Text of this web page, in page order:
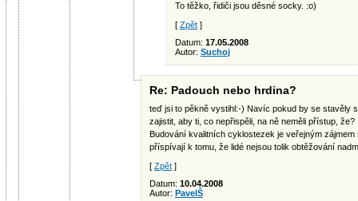
To těžko, řidiči jsou děsné socky. :o)
[ Zpět ]
Datum: 17.05.2008
Autor: Suchoj
Re: Padouch nebo hrdina?
teď jsi to pěkně vystihl:-) Navíc pokud by se stavěly
zajistit, aby ti, co nepřispěli, na ně neměli přístup, že?
Budování kvalitních cyklostezek je veřejným zájmem
příspívají k tomu, že lidé nejsou tolik obtěžování
[ Zpět ]
Datum: 10.04.2008
Autor: PavelŠ